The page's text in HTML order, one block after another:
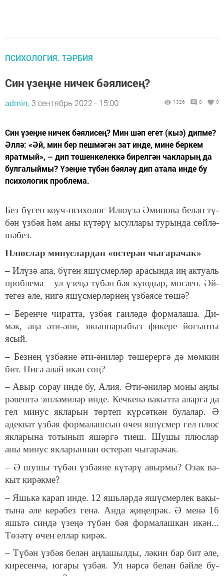
ПСИХОЛОГИЯ. ТӘРБИЯ
Син үзеңне ничек бәялисең?
admin, 3 сентябрь 2022 - 15:00 1326 0 0
Син үзең­не ни­чек бә­я­ли­сең? Мин шәп егет (кыз) дип­ме?
Әл­лә: «Әй, мин бер пеш­мә­гән зат ин­де, ми­не бер­кем
ярат­мый», – дип тө­шен­ке­ле­к­кә би­рел­гән чак­ла­рың да
бул­га­лый­мы? Үзең­не тү­бән бә­я­ләү дип ата­ла ин­де бу
пси­хо­ло­гик проб­ле­ма.
Без бү­ген коуч-пси­хо­лог Илюүзә Әми­но­ва бе­лән тү­
бән үз­бәя һәм аны кү­тә­рү ысул­ла­ры ту­рын­да сөй­лә­
шә­без.
Плюс­лар ми­нус­лар­дан «өс­те­рәп чы­га­ра­чак»
– Илү­зә апа, бү­ген яшүс­мер­ләр ара­сын­да иң ак­ту­аль
проб­ле­ма – ул үзе­ңә тү­бән бәя ку­ю­дыр, мө­га­ен. Әй­
те­гез әле, ни­гә яшүс­мер­ләр­нең үз­бә­я­се тө­шә?
– Бе­рен­че чи­рат­та, үз­бәя га­и­лә­дә фор­ма­ла­ша. Ди­
мәк, аңа әти-әни, якын­на­ры­быз фи­ке­ре йо­гын­ты
ясый.
– Без­нең үзбә­я­не әти-әни­ләр тө­ше­рер­гә дә мөм­кин
бит. Ни­гә алай икән соң?
– Авыр со­рау ин­де бу, Алия. Әти-әни­ләр мо­ны аң­лы
рә­веш­тә эш­лә­ми­ләр ин­де. Кеч­ке­нә ва­кыт­та алар­га да
гел ми­нус як­ла­рын төр­теп күр­сәт­кән бу­ла­лар. Ә
адек­ват үз­бәя фор­ма­лаш­сын өчен яшүс­мер гел плюс
як­ла­ры­на то­ты­нып яшәр­гә ти­еш. Шу­шы плюс­лар
аны ми­нус як­ла­рын­нан өс­те­рәп чы­га­ра­чак.
– Ә шу­шы тү­бән үз­бә­я­не кү­тә­рү авыр­мы? Озак ва­
кыт ки­рәк­ме?
– Яшь­кә ка­рап ин­де. 12 яшь­ләр­дә яшүс­мер­лек ва­кы­
ты­на әле ке­рә­без ге­нә. Ан­да җи­ңел­рәк. Ә ме­нә 16
яшь­тә син­дә үзе­ңә тү­бән бәя фор­ма­лаш­кан икән...
Тө­зә­тү өчен ел­лар ки­рәк.
– Түбән үз­бәя бе­лән аң­ла­шыл­ды, лә­кин бар бит әле,
ки­ре­сен­чә, юга­ры үзб­әя. Ул нәр­сә бе­лән бәй­ле бу­